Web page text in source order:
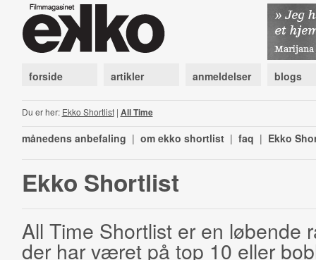
forside artikler anmeldelser blogs
Du er her: Ekko Shortlist| All Time
månedens anbefaling | om ekko shortlist | faq | Ekko
Ekko Shortlist
All Time Shortlist er en løbende
der har været på top 10 eller